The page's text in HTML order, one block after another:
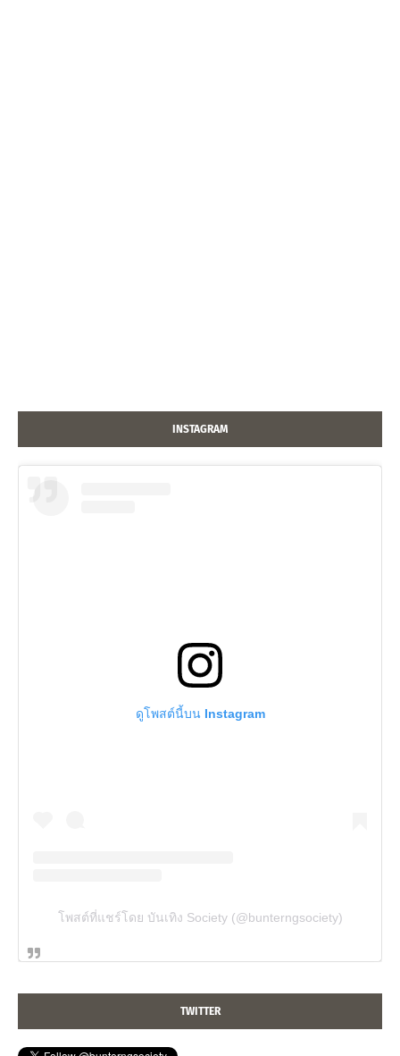
INSTAGRAM
ดูโพสต์นี้บน Instagram
โพสต์ที่แชร์โดย บันเทิง Society (@bunterngsociety)
TWITTER